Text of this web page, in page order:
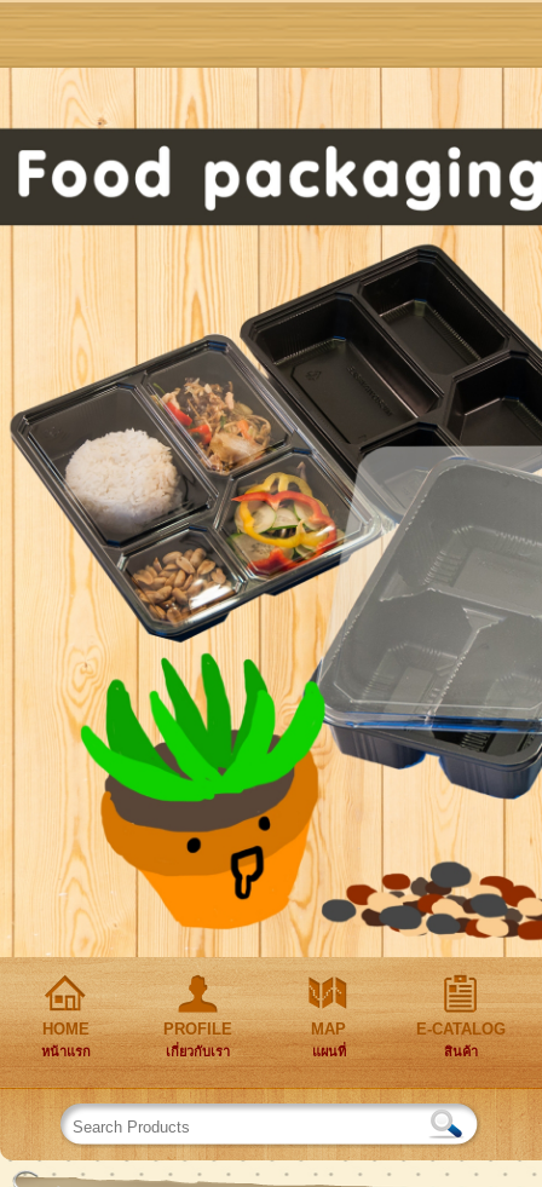
HOME
หน้าแรก
PROFILE
เกี่ยวกับเรา
MAP
แผนที่
E-CATALOG
สินค้า